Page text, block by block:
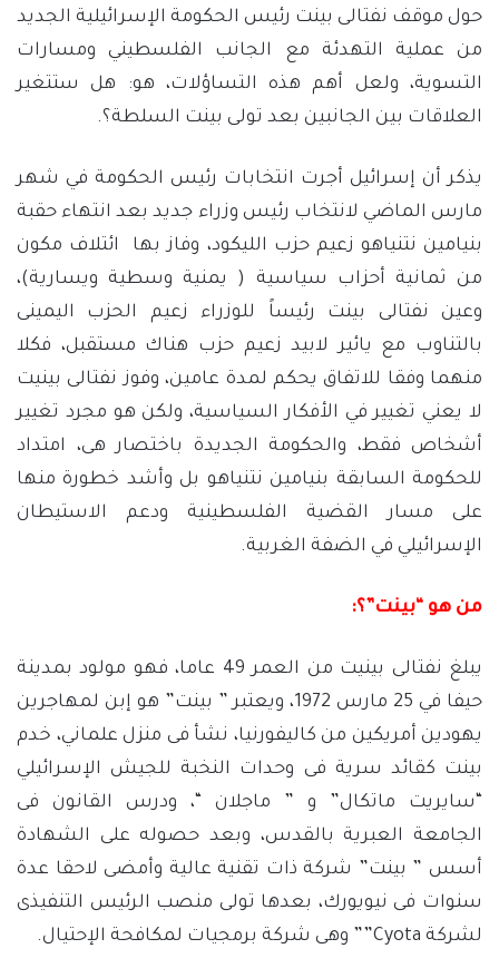
حول موقف نفتالى بينت رئيس الحكومة الإسرائيلية الجديد
من عملية التهدئة مع الجانب الفلسطيني ومسارات
التسوية، ولعل أهم هذه التساؤلات، هو: هل ستتغير
العلاقات بين الجانبين بعد تولى بينت السلطة؟.
يذكر أن إسرائيل أجرت انتخابات رئيس الحكومة في شهر
مارس الماضي لانتخاب رئيس وزراء جديد بعد انتهاء حقبة
بنيامين نتنياهو زعيم حزب الليكود، وفاز بها ائتلاف مكون
من ثمانية أحزاب سياسية ( يمنية وسطية ويسارية)،
وعين نفتالى بينت رئيساً للوزراء زعيم الحزب اليمينى
بالتناوب مع يائير لابيد زعيم حزب هناك مستقبل، فكلا
منهما وفقا للاتفاق يحكم لمدة عامين، وفوز نفتالى بينيت
لا يعني تغيير في الأفكار السياسية، ولكن هو مجرد تغيير
أشخاص فقط، والحكومة الجديدة باختصار هى، امتداد
للحكومة السابقة بنيامين نتنياهو بل وأشد خطورة منها
على مسار القضية الفلسطينية ودعم الاستيطان
الإسرائيلي في الضفة الغربية.
من هو “بينت”؟:
يبلغ نفتالى بينيت من العمر 49 عاما، فهو مولود بمدينة
حيفا في 25 مارس 1972، ويعتبر ” بينت” هو إبن لمهاجرين
يهودين أمريكين من كاليفورنيا، نشأ فى منزل علماني، خدم
بينت كقائد سرية فى وحدات النخبة للجيش الإسرائيلي
“سايريت ماتكال” و ” ماجلان “، ودرس القانون فى
الجامعة العبرية بالقدس، وبعد حصوله على الشهادة
أسس ” بينت” شركة ذات تقنية عالية وأمضى لاحقا عدة
سنوات فى نيويورك، بعدها تولى منصب الرئيس التنفيذى
لشركة Cyota”” وهى شركة برمجيات لمكافحة الإحتيال.